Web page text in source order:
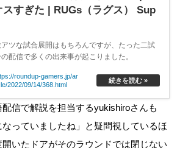
スすぎた | RUGs（ラグス） Sup
ツな試合展開はもちろんですが、たった二試
配信で多くの出来事が起こりました。
roundup-gamers.jp/ar
2022/09/14/368.html
続きを読む »
信で解説を担当するyukishiroさんも
なっていましたね」と疑問視しているほ
いたドアがそのラウンドでは閉じない